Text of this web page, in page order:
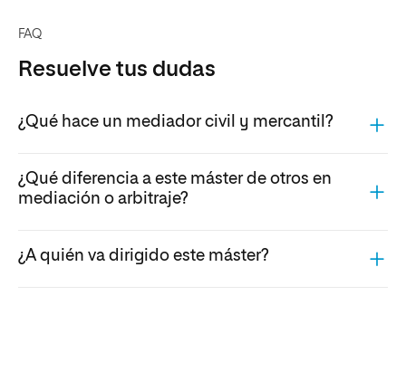
FAQ
Resuelve tus dudas
¿Qué hace un mediador civil y mercantil?
¿Qué diferencia a este máster de otros en
mediación o arbitraje?
¿A quién va dirigido este máster?